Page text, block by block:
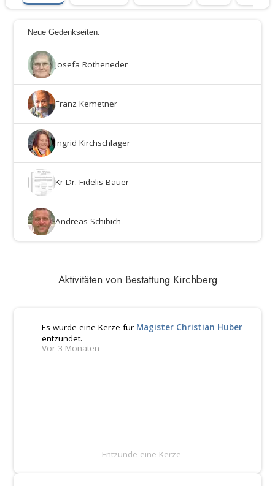
Neue Gedenkseiten:
Josefa Rotheneder
Franz Kemetner
Ingrid Kirchschlager
Kr Dr. Fidelis Bauer
Andreas Schibich
Aktivitäten von Bestattung Kirchberg
Es wurde eine Kerze für Magister Christian Huber
entzündet.
Vor 3 Monaten
Entzünde eine Kerze